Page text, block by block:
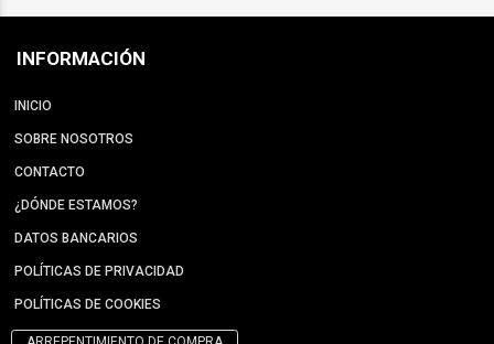
INFORMACIÓN
INICIO
SOBRE NOSOTROS
CONTACTO
¿DÓNDE ESTAMOS?
DATOS BANCARIOS
POLÍTICAS DE PRIVACIDAD
POLÍTICAS DE COOKIES